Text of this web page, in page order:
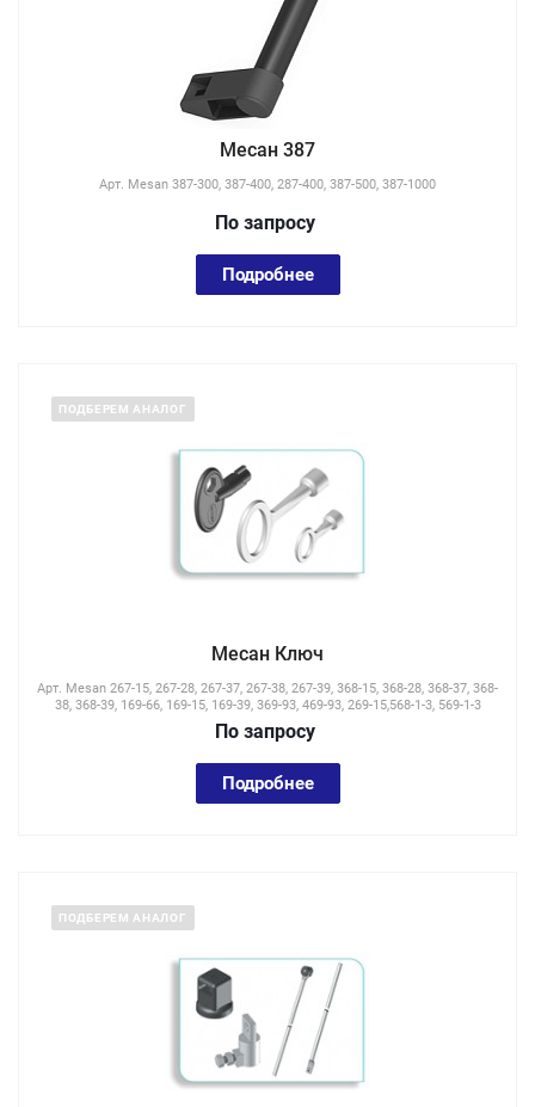
Месан 387
Арт. Mesan 387-300, 387-400, 287-400, 387-500, 387-1000
По запросу
Подробнее
ПОДБЕРЕМ АНАЛОГ
Месан Ключ
Арт. Mesan 267-15, 267-28, 267-37, 267-38, 267-39, 368-15, 368-28, 368-37, 368-
38, 368-39, 169-66, 169-15, 169-39, 369-93, 469-93, 269-15,568-1-3, 569-1-3
По запросу
Подробнее
ПОДБЕРЕМ АНАЛОГ